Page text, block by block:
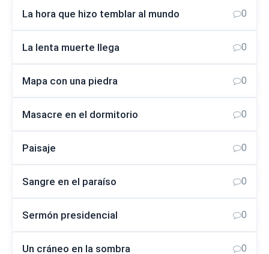
La hora que hizo temblar al mundo 0
La lenta muerte llega 0
Mapa con una piedra 0
Masacre en el dormitorio 0
Paisaje 0
Sangre en el paraíso 0
Sermón presidencial 0
Un cráneo en la sombra 0